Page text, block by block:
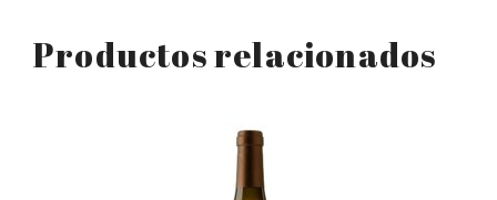
Productos relacionados